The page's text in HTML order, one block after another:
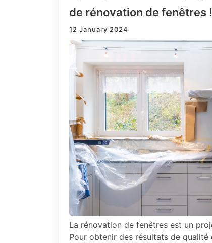
de rénovation de fenêtres !
12 January 2024
La rénovation de fenêtres est un
Pour obtenir des résultats de